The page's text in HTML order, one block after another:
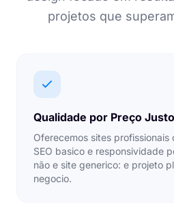
projetos que
Qualidade por Preço Justo
Oferecemos sites profissionais
SEO basico e responsividade
não e site generico: e projeto
negocio.